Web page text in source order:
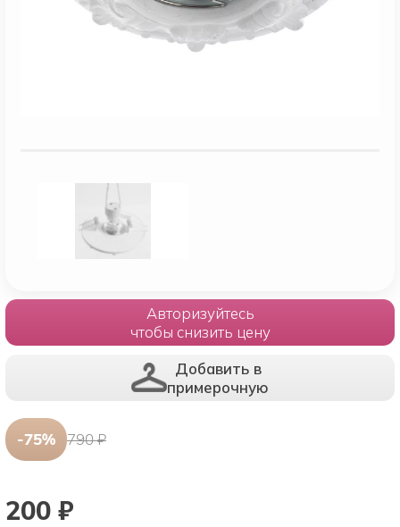
Авторизуйтесь
чтобы снизить цену
Добавить в
примерочную
-75% 790 ₽
200 ₽